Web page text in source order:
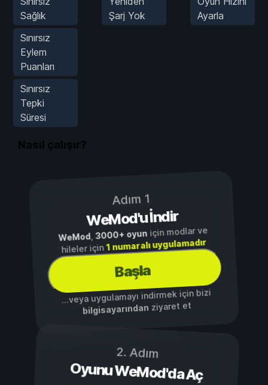
Sağlık
Sınırsız
Eylem
Puanları
Sınırsız
Tepki
Süresi
Şarj Yok
Ayarla
Nasıl çalışır?
Adım 1
WeMod'u İndir
WeMod,3000+ oyuniçin modlar ve
hileler için1 numaralı uygulamadır
Başla
...veya uygulamayı indirmek için bizi
bilgisayarından ziyaret et
2. Adım
Oyunu WeMod'da Aç